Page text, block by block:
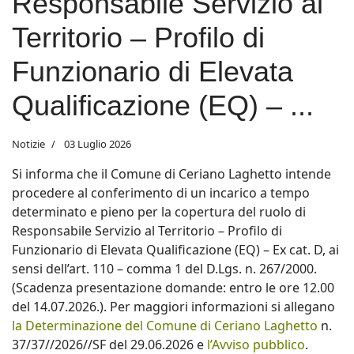
Territorio – Profilo di
Funzionario di Elevata
Qualificazione (EQ) – ...
Notizie 03 Luglio 2026
Si informa che il Comune di Ceriano Laghetto intende
procedere al conferimento di un incarico a tempo
determinato e pieno per la copertura del ruolo di
Responsabile Servizio al Territorio – Profilo di
Funzionario di Elevata Qualificazione (EQ) – Ex cat. D, ai
sensi dell’art. 110 – comma 1 del D.Lgs. n. 267/2000.
(Scadenza presentazione domande: entro le ore 12.00
del 14.07.2026.). Per maggiori informazioni si allegano
la Determinazione del Comune di Ceriano Laghetto n.
37/37//2026//SF del 29.06.2026 e l’Avviso pubblico.